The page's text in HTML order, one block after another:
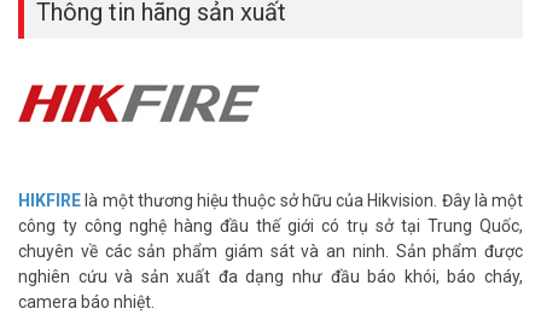
+ Cảm biến nhiệt độ kép phát hiện nhiệt quá ngưỡng hoặc biến đổi
– Nút bấm chức năng: tự kiểm tra, tắt báo động
– Pin Lithium 3VDC, tuổi thọ lên đến 5 năm
– Trọng lượng: Φ 120 mm × Cao 55,5 mm
– Kích thước: 200g (kèm pin)
– Xuất xứ: Trung Quốc
– Thương hiệu: HIKFIRE (Thuộc HIKVISION)
– Bảo hành: 12 tháng
Thông tin hãng sản xuất
HIKFIRElà một thương hiệu thuộc sở hữu của Hikvision. Đây là một
công ty công nghệ hàng đầu thế giới có trụ sở tại Trung Quốc,
chuyên về các sản phẩm giám sát và an ninh. Sản phẩm được
nghiên cứu và sản xuất đa dạng như đầu báo khói, báo cháy,
camera báo nhiệt.